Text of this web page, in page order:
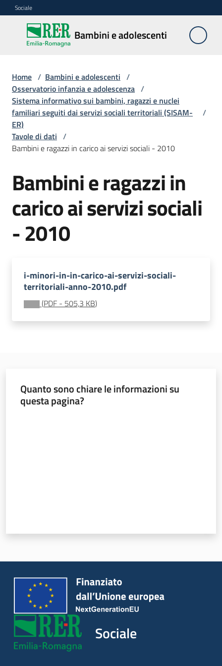
Vai al contenuto
Vai alla navigazione
Vai al footer
Sociale
Bambini e adolescenti
Bambini e
adolescenti
Accoglienza,
tutela
e
sostegno
Centri
estivi
e
soggiorni
socioeducativi
ricerca
dell'infanzia
Servizi
Leggi Atti Bandi
Piani Programmi
Progetti
Home / Bambini e adolescenti /
Osservatorio infanzia e adolescenza /
Sistema informativo sui bambini, ragazzi e nuclei
familiari seguiti dai servizi sociali territoriali (SISAM-
ER)
/
Tavole di dati /
Bambini e ragazzi in carico ai servizi sociali - 2010
Bambini e ragazzi in
carico ai servizi sociali
- 2010
i-minori-in-in-carico-ai-servizi-sociali-
territoriali-anno-2010.pdf
(PDF - 505,3 KB)
Quanto sono chiare le informazioni su
questa pagina?
Sociale